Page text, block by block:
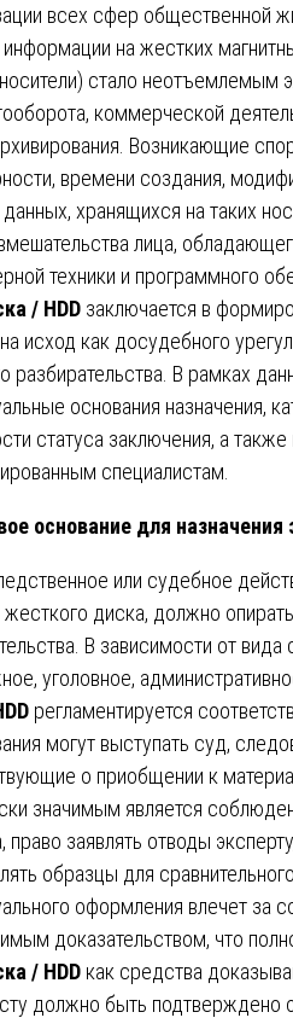
всех сфер общественной
на жестких
стало неотъемлемым
коммерческой
Возникающие
времени создания,
хранящихся на таких
лица,
техники и программного
/ HDD заключается в
исход как досудебного
разбирательства. В рамках
основания назначения,
статуса заключения, а
специалистам.
основание для
или судебное
жесткого диска, должно
В зависимости от
уголовное,
регламентируется
могут выступать суд,
о приобщении к
значимым является
право заявлять отводы
образцы для
оформления влечет за
доказательством, что
/ HDD как средства
должно быть подтверждено